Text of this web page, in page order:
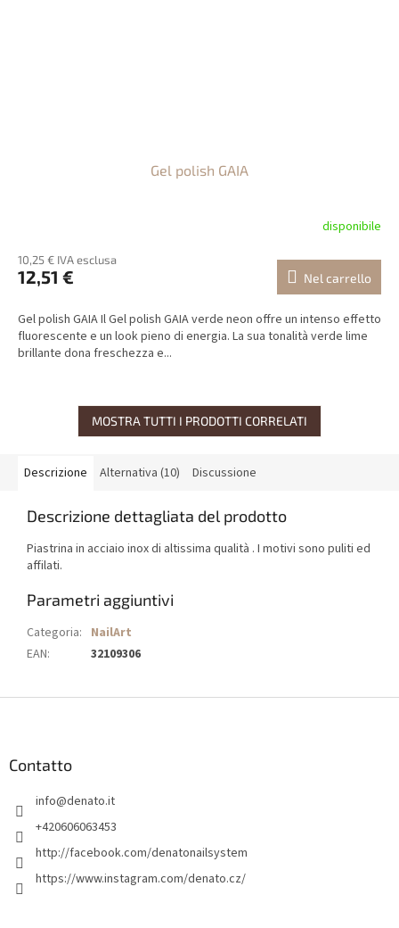
Gel polish GAIA
disponibile
10,25 € IVA esclusa
12,51 € Nel carrello
Gel polish GAIA Il Gel polish GAIA verde neon offre un intenso effetto
fluorescente e un look pieno di energia. La sua tonalità verde lime
brillante dona freschezza e...
MOSTRA TUTTI I PRODOTTI CORRELATI
Descrizione Alternativa (10) Discussione
Descrizione dettagliata del prodotto
Piastrina in acciaio inox di altissima qualità . I motivi sono puliti ed
affilati.
Parametri aggiuntivi
Categoria: NailArt
EAN: 32109306
Contatto
info@denato.it
+420606063453
http://facebook.com/denatonailsystem
https://www.instagram.com/denato.cz/